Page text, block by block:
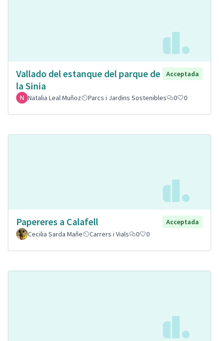
Vallado del estanque del parque de
la Sinia
Acceptada
Natalia Leal Muñoz Parcs i Jardins Sostenibles 0 0
Papereres a Calafell
Acceptada
Cecilia Sarda Mañe
Carrers i Vials 0 0